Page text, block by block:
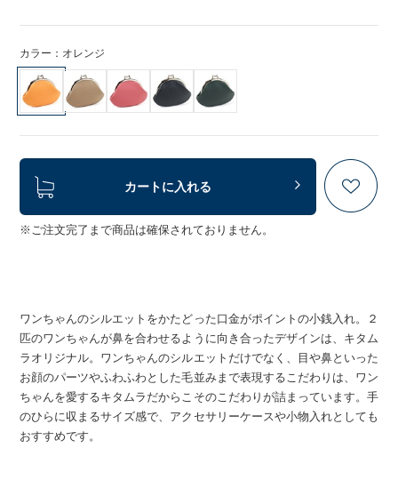
カラー：オレンジ
カートに入れる
※ご注文完了まで商品は確保されておりません。
ワンちゃんのシルエットをかたどった口金がポイントの小銭入れ。２
匹のワンちゃんが鼻を合わせるように向き合ったデザインは、キタム
ラオリジナル。ワンちゃんのシルエットだけでなく、目や鼻といった
お顔のパーツやふわふわとした毛並みまで表現するこだわりは、ワン
ちゃんを愛するキタムラだからこそのこだわりが詰まっています。手
のひらに収まるサイズ感で、アクセサリーケースや小物入れとしても
おすすめです。